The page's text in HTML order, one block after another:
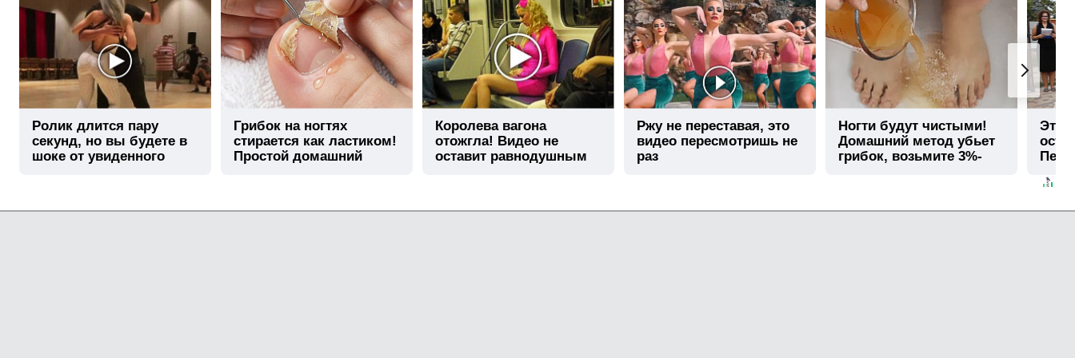
Ролик длится пару
секунд, но вы будете в
шоке от увиденного
Грибок на ногтях
стирается как ластиком!
Простой домашний
Королева вагона
отожгла! Видео не
оставит равнодушным
Ржу не переставая, это
видео пересмотришь не
раз
Ногти будут чистыми!
Домашний метод убьет
грибок, возьмите 3%-
Этот